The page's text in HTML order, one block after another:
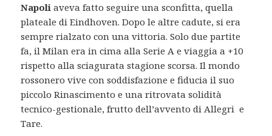
Napoli aveva fatto seguire una sconfitta, quella
plateale di Eindhoven. Dopo le altre cadute, si era
sempre rialzato con una vittoria. Solo due partite
fa, il Milan era in cima alla Serie A e viaggia a +10
rispetto alla sciagurata stagione scorsa. Il mondo
rossonero vive con soddisfazione e fiducia il suo
piccolo Rinascimento e una ritrovata solidità
tecnico-gestionale, frutto dell’avvento di Allegri e
Tare.